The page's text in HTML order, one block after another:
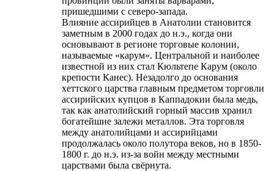
пришедшими с северо-запада.
Влияние ассирийцев в Анатолии становится
заметным в 2000 годах до н.э., когда они
основывают в регионе торговые колонии,
называемые «карум». Центральной и наиболее
известной из них стал Кюльтепе Карум (около
крепости Канес). Незадолго до основания
хеттского царства главным предметом торговли
ассирийских купцов в Каппадокии была медь,
так как анатолийский горный массив хранил
богатейшие залежи металлов. Эта торговля
между анатолийцами и ассирийцами
продолжалась около полутора веков, но в 1850-
1800 г. до н.э. из-за войн между местными
царствами была свёрнута.